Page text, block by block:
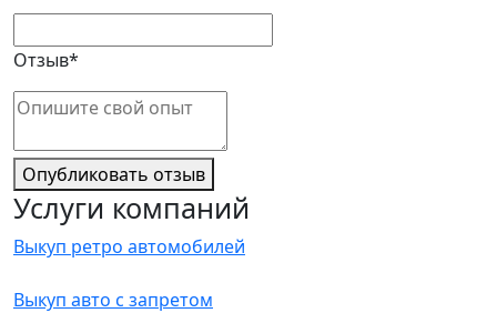
Отзыв*
Опубликовать отзыв
Услуги компаний
Выкуп ретро автомобилей
Выкуп авто с запретом